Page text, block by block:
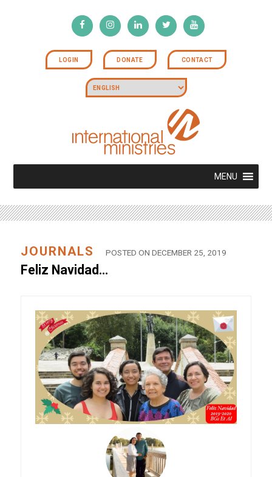
LOGIN DONATE CONTACT
MENU
JOURNALS POSTED ON DECEMBER 25, 2019
Feliz Navidad…